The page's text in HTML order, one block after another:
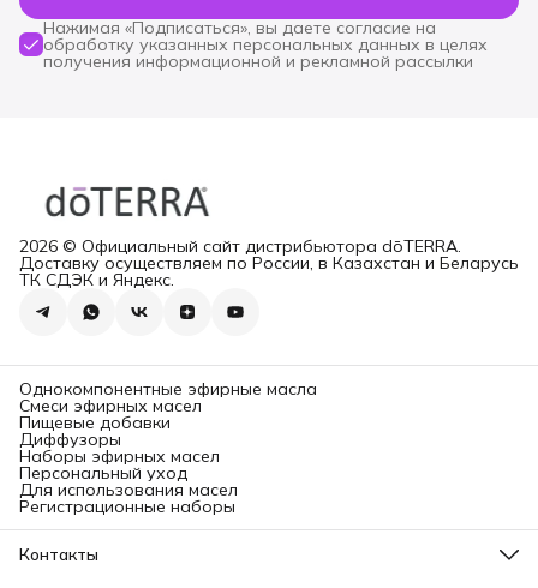
Нажимая «Подписаться», вы даете согласие на
обработку указанных персональных данных в целях
получения информационной и рекламной рассылки
2026 © Официальный сайт дистрибьютора dōTERRA.
Доставку осуществляем по России, в Казахстан и Беларусь
ТК СДЭК и Яндекс.
Однокомпонентные эфирные масла
Смеси эфирных масел
Пищевые добавки
Диффузоры
Наборы эфирных масел
Персональный уход
Для использования масел
Регистрационные наборы
Контакты